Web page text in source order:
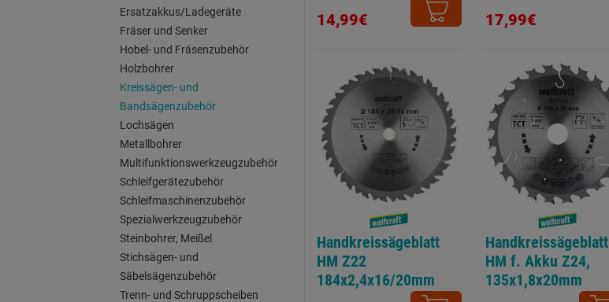
Ersatzakkus/Ladegeräte
Fräser und Senker
Hobel- und Fräsenzubehör
Holzbohrer
Kreissägen- und
Bandsägenzubehör
Lochsägen
Metallbohrer
Multifunktionswerkzeugzubehör
Schleifgerätezubehör
Schleifmaschinenzubehör
Spezialwerkzeugzubehör
Steinbohrer, Meißel
Stichsägen- und
Säbelsägenzubehör
Trenn- und Schruppscheiben
14,99€
17,99€
Handkreissägeblatt
HM Z22
184x2,4x16/20mm
Handkreissägeblatt
HM f. Akku Z24,
135x1,8x20mm